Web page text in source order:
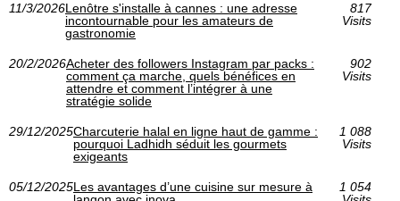
11/3/2026Lenôtre s'installe à cannes : une adresse
incontournable pour les amateurs de
gastronomie
817
Visits
20/2/2026Acheter des followers Instagram par packs :
comment ça marche, quels bénéfices en
attendre et comment l’intégrer à une
stratégie solide
902
Visits
29/12/2025Charcuterie halal en ligne haut de gamme :
pourquoi Ladhidh séduit les gourmets
exigeants
1 088
Visits
05/12/2025Les avantages d’une cuisine sur mesure à
1 054